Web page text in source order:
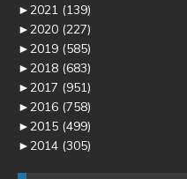
►2021 (139)
►2020 (227)
►2019 (585)
►2018 (683)
►2017 (951)
►2016 (758)
►2015 (499)
►2014 (305)